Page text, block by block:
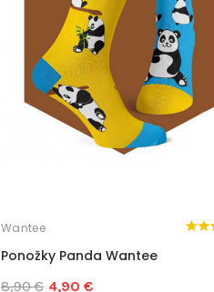
Wantee
Ponožky Panda Wantee
8,90 € 4,90 €